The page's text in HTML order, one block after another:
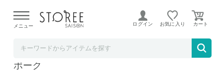
よる配送遅延が発生しております。
メニュー ログイン お気に入り
【世界金賞受賞】イベリコ豚 無添加ロースト
ポーク